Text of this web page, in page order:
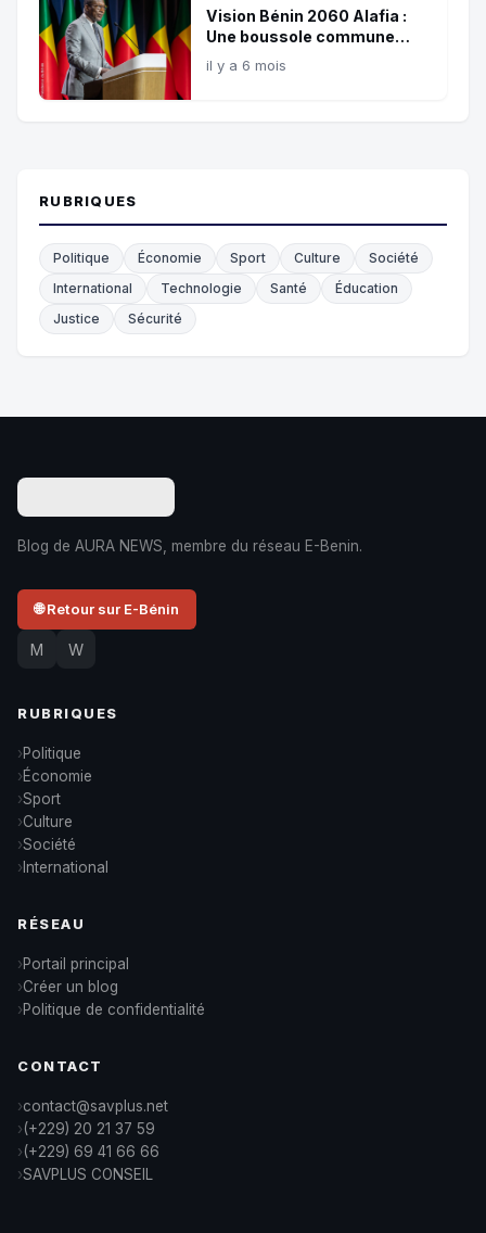
Vision Bénin 2060 Alafia :
Une boussole commune
pour les 35 prochaines
années
il y a 6 mois
RUBRIQUES
Politique Économie Sport Culture
Société
International
Technologie Santé
Éducation
Justice
Sécurité
Blog de AURA NEWS, membre du réseau E-Benin.
🌐 Retour sur E-Bénin
M W
RUBRIQUES
Politique
Économie
Sport
Culture
Société
International
RÉSEAU
Portail principal
Créer un blog
Politique de confidentialité
CONTACT
contact@savplus.net
(+229) 20 21 37 59
(+229) 69 41 66 66
SAVPLUS CONSEIL